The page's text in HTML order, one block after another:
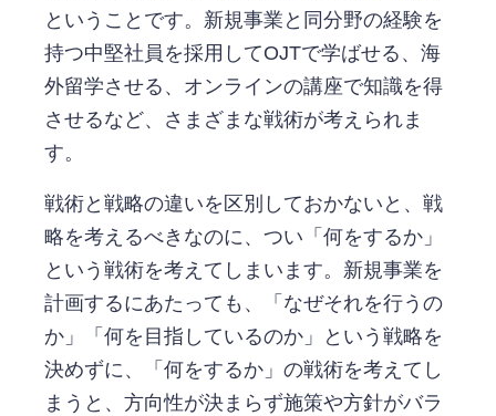
ということです。新規事業と同分野の経験を
持つ中堅社員を採用してOJTで学ばせる、海
外留学させる、オンラインの講座で知識を得
させるなど、さまざまな戦術が考えられま
す。
戦術と戦略の違いを区別しておかないと、戦
略を考えるべきなのに、つい「何をするか」
という戦術を考えてしまいます。新規事業を
計画するにあたっても、「なぜそれを行うの
か」「何を目指しているのか」という戦略を
決めずに、「何をするか」の戦術を考えてし
まうと、方向性が決まらず施策や方針がバラ